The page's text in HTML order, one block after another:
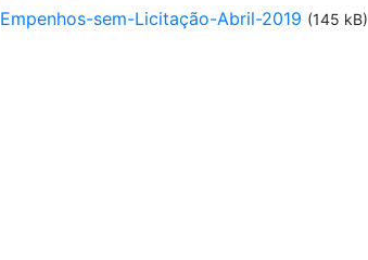
Empenhos-sem-Licitação-Abril-2019 (145 kB)